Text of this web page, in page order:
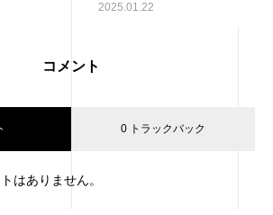
2025.01.22
コメント
0 トラックバック
はありません。